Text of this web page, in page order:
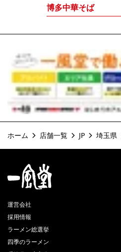
博多中華そば
ホーム 店舗一覧 JP 埼玉県
運営会社
採用情報
ラーメン総選挙
四季のラーメン